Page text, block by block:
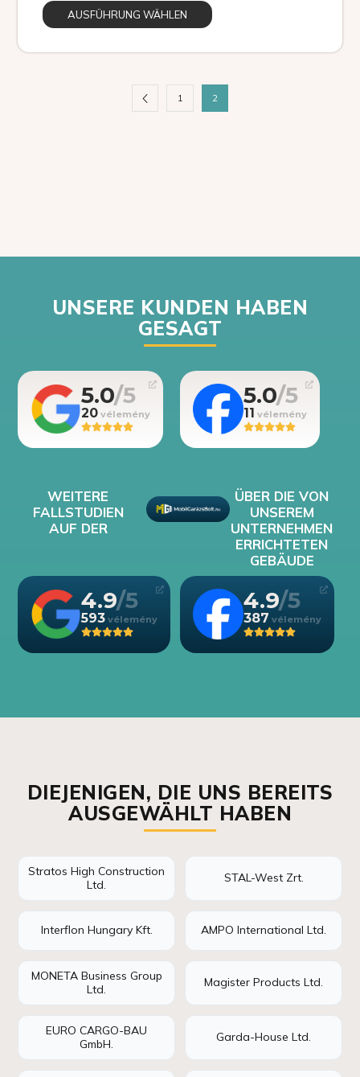
AUSFÜHRUNG WÄHLEN
1 2
UNSERE KUNDEN HABEN
GESAGT
5.0
20
5.0
11
WEITERE
FALLSTUDIEN
AUF DER
ÜBER DIE VON
UNSEREM
UNTERNEHMEN
ERRICHTETEN
GEBÄUDE
4.9
593
4.9
387
DIEJENIGEN, DIE UNS BEREITS
AUSGEWÄHLT HABEN
Stratos High Construction
Ltd.
STAL-West Zrt.
Interflon Hungary Kft. AMPO International Ltd.
MONETA Business Group
Ltd.
Magister Products Ltd.
EURO CARGO-BAU
GmbH.
Garda-House Ltd.